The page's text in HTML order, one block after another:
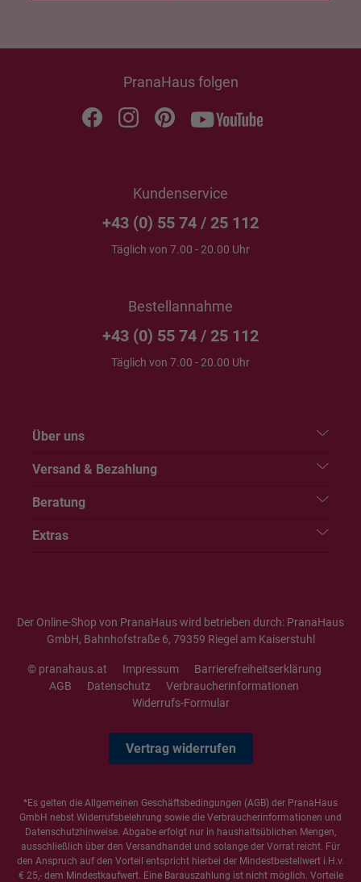
PranaHaus folgen
Kundenservice
+43 (0) 55 74 / 25 112
Täglich von 7.00 - 20.00 Uhr
Bestellannahme
+43 (0) 55 74 / 25 112
Täglich von 7.00 - 20.00 Uhr
Über uns
Versand & Bezahlung
Beratung
Extras
Der Online-Shop von PranaHaus wird betrieben durch: PranaHaus
GmbH, Bahnhofstraße 6, 79359 Riegel am Kaiserstuhl
© pranahaus.at Impressum
Barrierefreiheitserklärung
AGB
Datenschutz
Verbraucherinformationen
Widerrufs-Formular
Vertrag widerrufen
*Es gelten die Allgemeinen Geschäftsbedingungen (AGB) der PranaHaus
GmbH nebst Widerrufsbelehrung sowie die Verbraucherinformationen und
Datenschutzhinweise. Abgabe erfolgt nur in haushaltsüblichen Mengen,
ausschließlich über den Versandhandel und solange der Vorrat reicht. Für
den Anspruch auf den Vorteil entspricht hierbei der Mindestbestellwert i.H.v.
€ 25,- dem Mindestkaufwert. Eine Barauszahlung ist nicht möglich. Vorteile